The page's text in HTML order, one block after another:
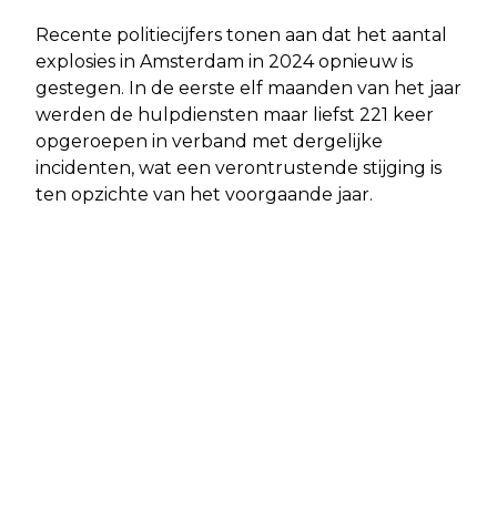
Recente politiecijfers tonen aan dat het aantal
explosies in Amsterdam in 2024 opnieuw is
gestegen. In de eerste elf maanden van het jaar
werden de hulpdiensten maar liefst 221 keer
opgeroepen in verband met dergelijke
incidenten, wat een verontrustende stijging is
ten opzichte van het voorgaande jaar.